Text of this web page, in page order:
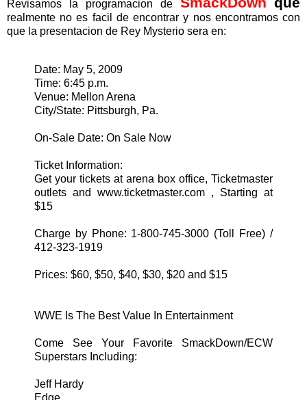
Revisamos la programacion de
realmente no es facil de encontrar y nos encontramos con
que la presentacion de Rey Mysterio sera en:
Date: May 5, 2009
Time: 6:45 p.m.
Venue: Mellon Arena
City/State: Pittsburgh, Pa.
On-Sale Date: On Sale Now
Ticket Information:
Get your tickets at arena box office, Ticketmaster
outlets and www.ticketmaster.com , Starting at
$15
Charge by Phone: 1-800-745-3000 (Toll Free) /
412-323-1919
Prices: $60, $50, $40, $30, $20 and $15
WWE Is The Best Value In Entertainment
Come See Your Favorite SmackDown/ECW
Superstars Including:
Jeff Hardy